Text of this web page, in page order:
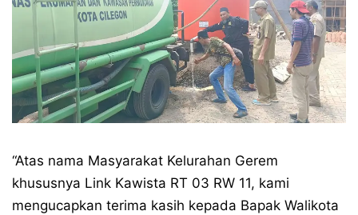
“Atas nama Masyarakat Kelurahan Gerem
khususnya Link Kawista RT 03 RW 11, kami
mengucapkan terima kasih kepada Bapak Walikota